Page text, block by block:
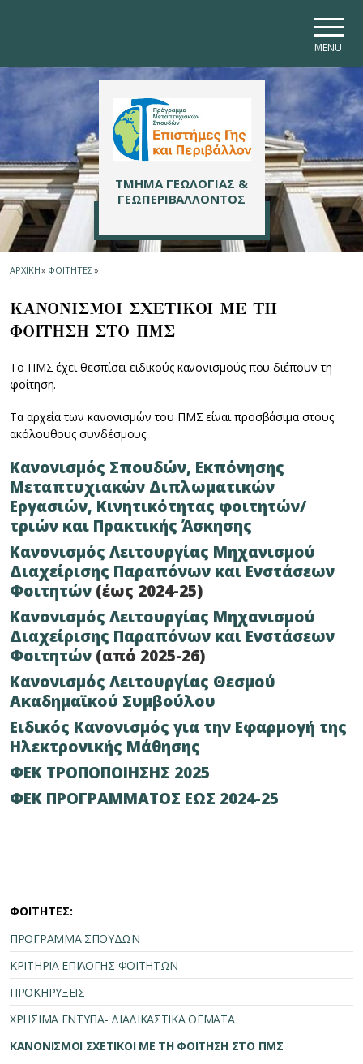
MENU
ΤΜΗΜΑ ΓΕΩΛΟΓΙΑΣ &
ΓΕΩΠΕΡΙΒΑΛΛΟΝΤΟΣ
ΑΡΧΙΚΗ» ΦΟΙΤΗΤΕΣ»
ΚΑΝΟΝΙΣΜΟΙ ΣΧΕΤΙΚΟΙ ΜΕ ΤΗ
ΦΟΙΤΗΣΗ ΣΤΟ ΠΜΣ
Το ΠΜΣ έχει θεσπίσει ειδικούς κανονισμούς που διέπουν τη
φοίτηση.
Τα αρχεία των κανονισμών του ΠΜΣ είναι προσβάσιμα στους
ακόλουθους συνδέσμους:
Κανονισμός Σπουδών, Εκπόνησης
Μεταπτυχιακών Διπλωματικών
Εργασιών, Κινητικότητας φοιτητών/
τριών και Πρακτικής Άσκησης
Κανονισμός Λειτουργίας Μηχανισμού
Διαχείρισης Παραπόνων και Ενστάσεων
Φοιτητών (έως 2024-25)
Κανονισμός Λειτουργίας Μηχανισμού
Διαχείρισης Παραπόνων και Ενστάσεων
Φοιτητών (από 2025-26)
Κανονισμός Λειτουργίας Θεσμού
Ακαδημαϊκού Συμβούλου
Ειδικός Κανονισμός για την Εφαρμογή της
Ηλεκτρονικής Μάθησης
ΦΕΚ ΤΡΟΠΟΠΟΙΗΣΗΣ 2025
ΦΕΚ ΠΡΟΓΡΑΜΜΑΤΟΣ ΕΩΣ 2024-25
ΦΟΙΤΗΤΕΣ:
ΠΡΟΓΡΑΜΜΑ ΣΠΟΥΔΩΝ
ΚΡΙΤΗΡΙΑ ΕΠΙΛΟΓΗΣ ΦΟΙΤΗΤΩΝ
ΠΡΟΚΗΡΥΞΕΙΣ
ΧΡΗΣΙΜΑ ΕΝΤΥΠΑ- ΔΙΑΔΙΚΑΣΤΙΚΑ ΘΕΜΑΤΑ
ΚΑΝΟΝΙΣΜΟΙ ΣΧΕΤΙΚΟΙ ΜΕ ΤΗ ΦΟΙΤΗΣΗ ΣΤΟ ΠΜΣ